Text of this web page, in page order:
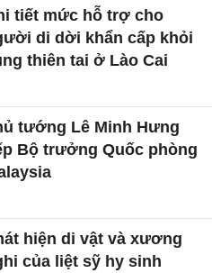
tiết mức hỗ trợ cho
di dời khẩn cấp khỏi
thiên tai ở Lào Cai
tướng Lê Minh Hưng
Bộ trưởng Quốc phòng
hiện di vật và xương
của liệt sỹ hy sinh